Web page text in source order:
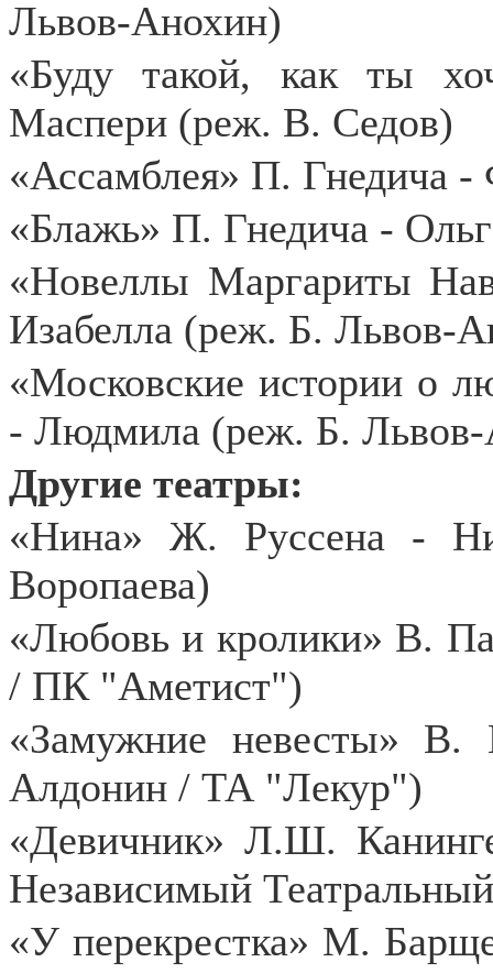
Львов-Анохин)
«Буду такой, как ты
Маспери (реж. В. Седов)
«Ассамблея» П. Гнедича
«Блажь» П. Гнедича -
«Новеллы Маргариты
Изабелла (реж. Б. Львов-
«Московские истории о
- Людмила (реж. Б.
Другие театры:
«Нина» Ж. Руссена -
Воропаева)
«Любовь и кролики» В.
/ ПК "Аметист")
«Замужние невесты»
Алдонин / ТА "Лекур")
«Девичник» Л.Ш.
Независимый
«У перекрестка» М.